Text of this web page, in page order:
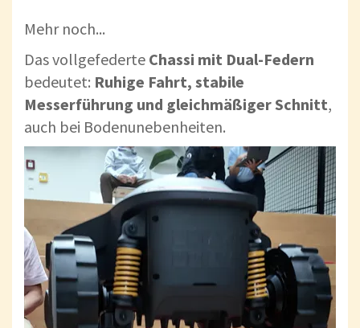
Mehr noch...
Das vollgefederte Chassi mit Dual-Federn
bedeutet: Ruhige Fahrt, stabile
Messerführung und gleichmäßiger Schnitt,
auch bei Bodenunebenheiten.